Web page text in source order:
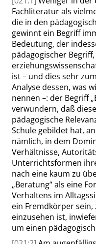
Fachliteratur als
die in den
gewinnt ein Begriff
Bedeutung, der
pädagogischer
ist – und dies sehr
Analyse dessen, was
nennen –: der Begriff„
verwundern, daß
pädagogische
Schule gebildet hat,
nämlich, in dem
Verhältnisse,
Unterrichtsformen
nach eine kaum zu
„Beratung“als eine
Verhaltens im
ein Fremdkörper
einzusehen ist,
um einen